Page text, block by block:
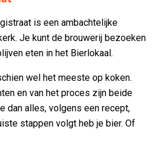
is een ambachtelijke
Je kunt de brouwerij bezoeken
eten in het Bierlokaal.
wel het meeste op koken.
en van het proces zijn beide
dan alles, volgens een recept,
stappen volgt heb je bier. Of